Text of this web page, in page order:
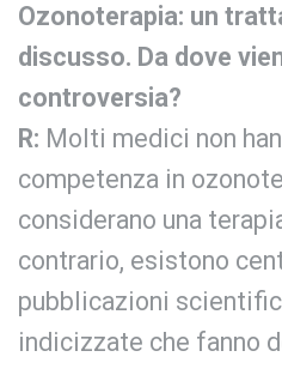
Ozonoterapia: un
discusso. Da dove
controversia?
R: Molti medici non
competenza in
considerano una
contrario, esistono
pubblicazioni
indicizzate che fanno